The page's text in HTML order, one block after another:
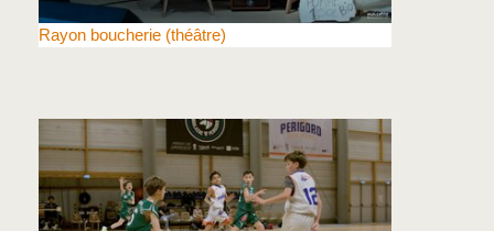
Rayon boucherie (théâtre)